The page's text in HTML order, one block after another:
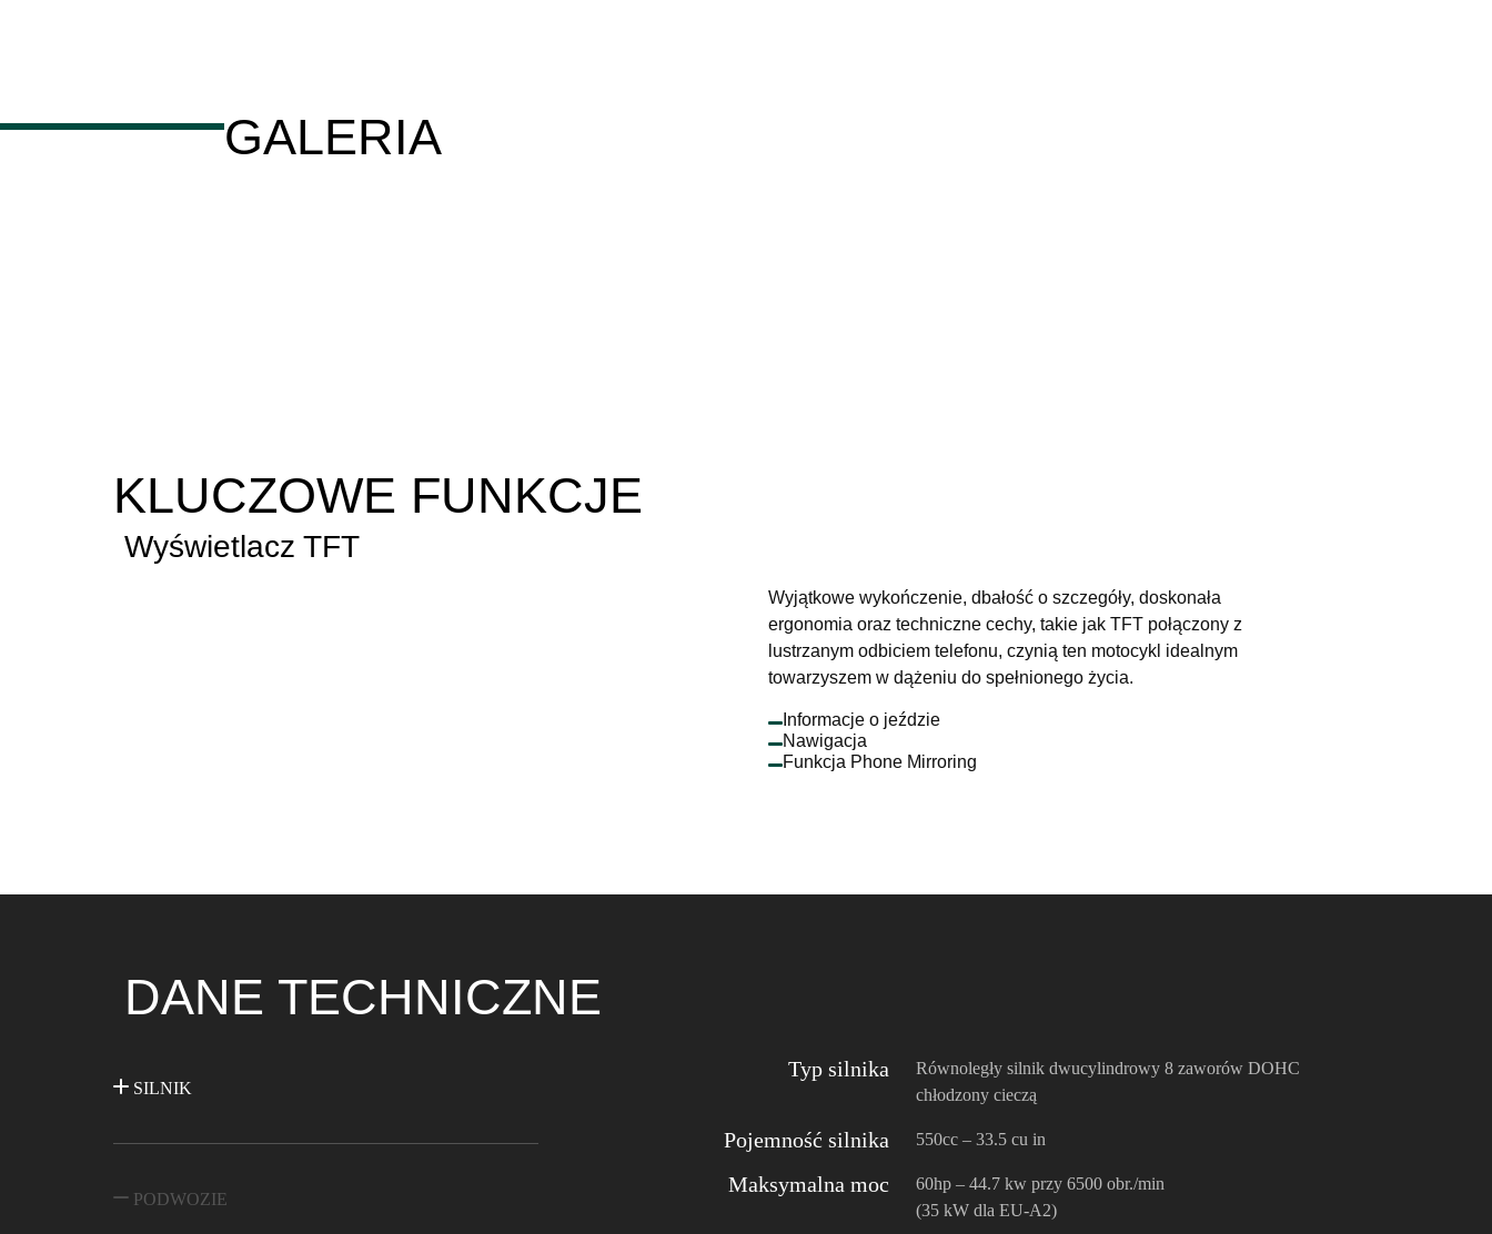
GALERIA
KLUCZOWE FUNKCJE
Wyświetlacz TFT
Wyjątkowe wykończenie, dbałość o szczegóły, doskonała
ergonomia oraz techniczne cechy, takie jak TFT połączony z
lustrzanym odbiciem telefonu, czynią ten motocykl idealnym
towarzyszem w dążeniu do spełnionego życia.
Informacje o jeździe
Nawigacja
Funkcja Phone Mirroring
DANE TECHNICZNE
SILNIK
PODWOZIE
Typ silnika
Równoległy silnik dwucylindrowy 8 zaworów DOHC
chłodzony cieczą
Pojemność silnika 550cc – 33.5 cu in
Maksymalna moc
60hp – 44.7 kw przy 6500 obr./min
(35 kW dla EU-A2)